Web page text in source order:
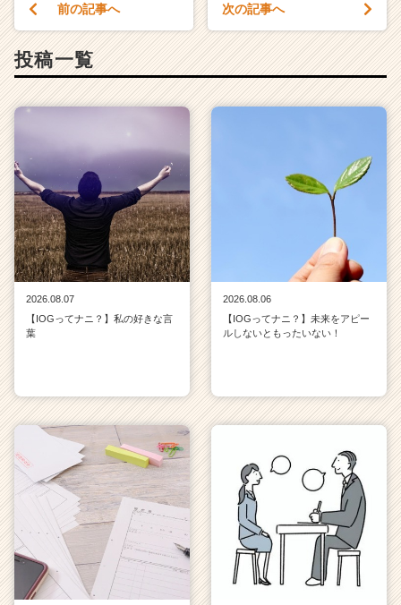
前の記事へ 次の記事へ
投稿一覧
2026.08.07
【IOGってナニ？】私の好きな言
葉
2026.08.06
【IOGってナニ？】未来をアピー
ルしないともったいない！